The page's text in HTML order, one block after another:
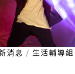
消息 生活輔導組